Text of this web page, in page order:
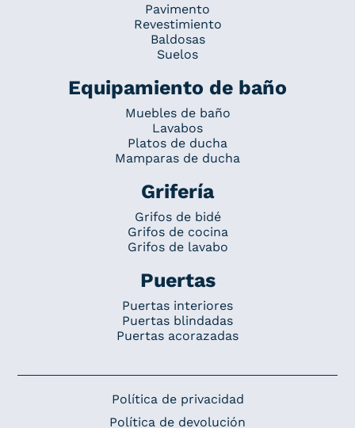
Pavimento
Revestimiento
Baldosas
Suelos
Equipamiento de baño
Muebles de baño
Lavabos
Platos de ducha
Mamparas de ducha
Grifería
Grifos de bidé
Grifos de cocina
Grifos de lavabo
Puertas
Puertas interiores
Puertas blindadas
Puertas acorazadas
Política de privacidad
Política de devolución